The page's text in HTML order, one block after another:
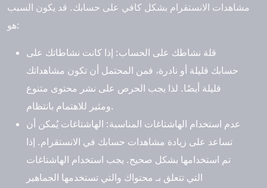
مشاهدات الانستقرام بشكل كافي على حسابك. قد يكون السبب
هو:
قلة نشاطك على الحساب: إذا كانت نشاطاتك على
حسابك قليلة أو نادرة، فمن المحتمل أن تكون مشاهداتك
قليلة أيضًا. لذا يجب الحرص على نشر محتوى متنوع
ومثير للاهتمام بانتظام.
عدم استخدام الهاشتاغات المناسبة: الهاشتاغات يُمكن أن
تساعد على زيادة مشاهدات حسابك في الانستقرام. إذا
تم استخدامها بشكل صحيح. يجب استخدام الهاشتاغات
التي تتعلق بـ محتواك والتي تستخدمها الجماهير